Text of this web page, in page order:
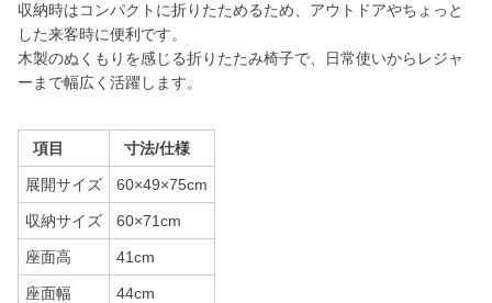
収納時はコンパクトに折りたためるため、アウトドアやちょっと
した来客時に便利です。
木製のぬくもりを感じる折りたたみ椅子で、日常使いからレジャ
ーまで幅広く活躍します。
項目 寸法/仕様
展開サイズ 60×49×75cm
収納サイズ 60×71cm
座面高 41cm
座面幅 44cm